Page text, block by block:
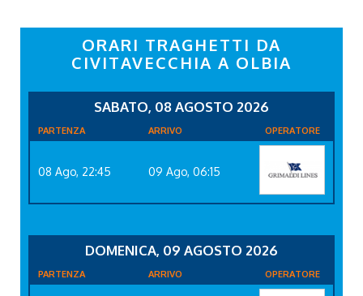
ORARI TRAGHETTI DA
CIVITAVECCHIA A OLBIA
SABATO, 08 AGOSTO 2026
PARTENZA ARRIVO OPERATORE
08 Ago, 22:45 09 Ago, 06:15
DOMENICA, 09 AGOSTO 2026
PARTENZA ARRIVO OPERATORE